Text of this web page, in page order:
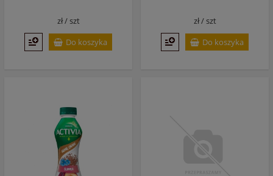
zł /szt
Do koszyka
zł /szt
Do koszyka